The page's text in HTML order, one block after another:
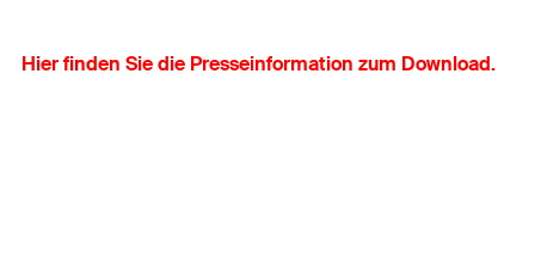
Hier finden Sie die Presseinformation zum Download.